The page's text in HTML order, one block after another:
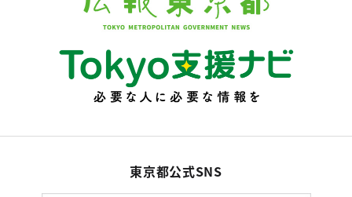
東京都公式SNS